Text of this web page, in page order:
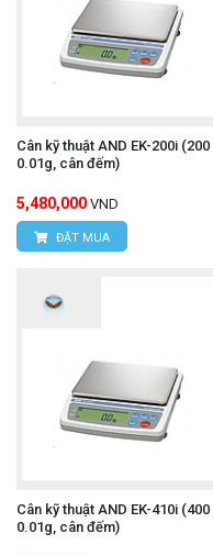
Cân kỹ thuật AND EK-200i (200
0.01g, cân đếm)
5,480,000 VND
ĐẶT MUA
Cân kỹ thuật AND EK-410i (400
0.01g, cân đếm)